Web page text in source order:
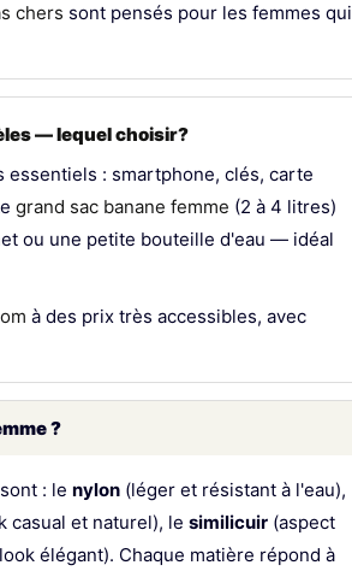
chers sont pensés pour les femmes qui
— lequel choisir?
essentiels : smartphone, clés, carte
grand sac banane femme (2 à 4 litres)
ou une petite bouteille d'eau — idéal
à des prix très accessibles, avec
?
sont : le nylon (léger et résistant à l'eau),
casual et naturel), le similicuir (aspect
élégant). Chaque matière répond à